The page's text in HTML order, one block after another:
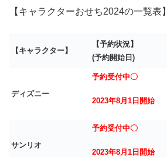
【キャラクターおせち2024の一覧表】
【キャラクター】
【予約状況】
(予約開始日)
ディズニー
予約受付中〇
2023年8月1日開始
サンリオ
予約受付中〇
2023年8月1日開始